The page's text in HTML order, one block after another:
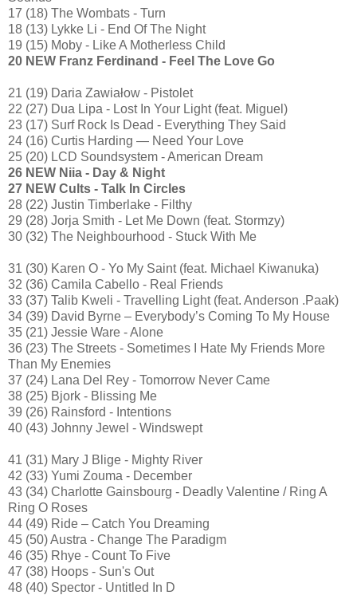
17 (18) The Wombats - Turn
18 (13) Lykke Li - End Of The Night
19 (15) Moby - Like A Motherless Child
20 NEW Franz Ferdinand - Feel The Love Go
21 (19) Daria Zawiałow - Pistolet
22 (27) Dua Lipa - Lost In Your Light (feat. Miguel)
23 (17) Surf Rock Is Dead - Everything They Said
24 (16) Curtis Harding — Need Your Love
25 (20) LCD Soundsystem - American Dream
26 NEW Niia - Day & Night
27 NEW Cults - Talk In Circles
28 (22) Justin Timberlake - Filthy
29 (28) Jorja Smith - Let Me Down (feat. Stormzy)
30 (32) The Neighbourhood - Stuck With Me
31 (30) Karen O - Yo My Saint (feat. Michael Kiwanuka)
32 (36) Camila Cabello - Real Friends
33 (37) Talib Kweli - Travelling Light (feat. Anderson .Paak)
34 (39) David Byrne – Everybody’s Coming To My House
35 (21) Jessie Ware - Alone
36 (23) The Streets - Sometimes I Hate My Friends More
Than My Enemies
37 (24) Lana Del Rey - Tomorrow Never Came
38 (25) Bjork - Blissing Me
39 (26) Rainsford - Intentions
40 (43) Johnny Jewel - Windswept
41 (31) Mary J Blige - Mighty River
42 (33) Yumi Zouma - December
43 (34) Charlotte Gainsbourg - Deadly Valentine / Ring A
Ring O Roses
44 (49) Ride – Catch You Dreaming
45 (50) Austra - Change The Paradigm
46 (35) Rhye - Count To Five
47 (38) Hoops - Sun's Out
48 (40) Spector - Untitled In D